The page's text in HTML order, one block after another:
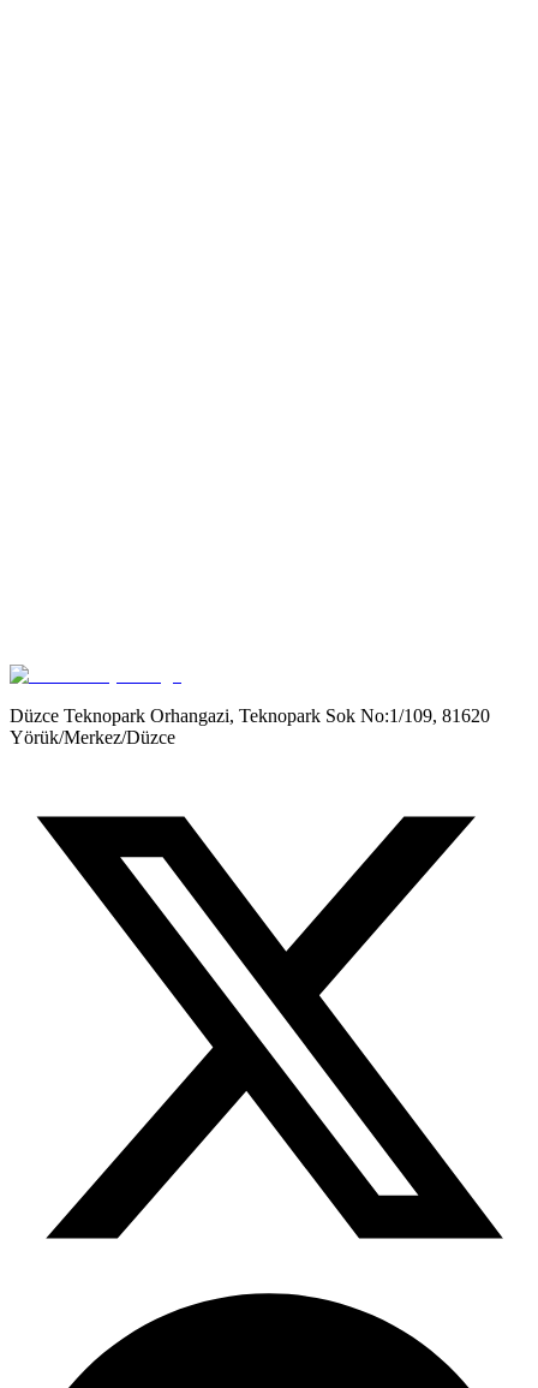
Google Play
Düzce Teknopark Orhangazi, Teknopark Sok No:1/109, 81620
Yörük/Merkez/Düzce